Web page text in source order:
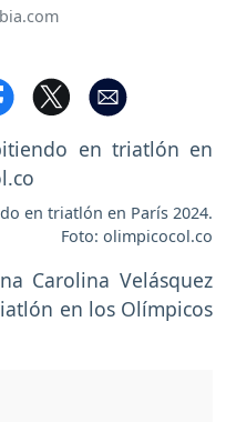
en triatlón en París 2024.
Foto: olimpicocol.co
Carolina Velásquez
en los Olímpicos